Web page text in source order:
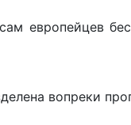
европейцев
вопреки